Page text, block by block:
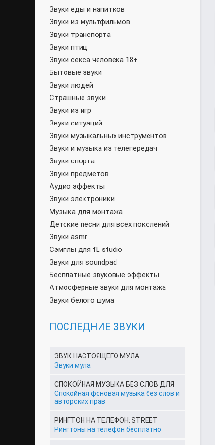
Звуки еды и напитков
Звуки из мультфильмов
Звуки транспорта
Звуки птиц
Звуки секса человека 18+
Бытовые звуки
Звуки людей
Страшные звуки
Звуки из игр
Звуки ситуаций
Звуки музыкальных инструментов
Звуки и музыка из телепередач
Звуки спорта
Звуки предметов
Аудио эффекты
Звуки электроники
Музыка для монтажа
Детские песни для всех поколений
Звуки asmr
Сэмплы для fL studio
Звуки для soundpad
Бесплатные звуковые эффекты
Атмосферные звуки для монтажа
Звуки белого шума
ПОСЛЕДНИЕ ЗВУКИ
ЗВУК НАСТОЯЩЕГО МУЛА
Звуки мула
СПОКОЙНАЯ МУЗЫКА БЕЗ СЛОВ ДЛЯ
Спокойная фоновая музыка без слов и
авторских прав
РИНГТОН НА ТЕЛЕФОН: STREET
Рингтоны на телефон бесплатно